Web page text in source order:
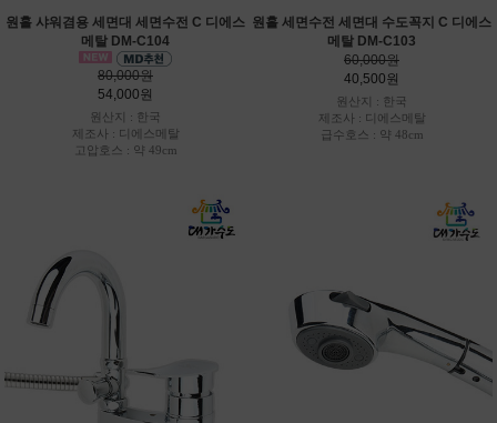
원홀 샤워겸용 세면대 세면수전 C 디에스
메탈 DM-C104
80,000원
54,000원
원산지 : 한국
제조사 : 디에스메탈
고압호스 : 약 49cm
원홀 세면수전 세면대 수도꼭지 C 디에스
메탈 DM-C103
60,000원
40,500원
원산지 : 한국
제조사 : 디에스메탈
급수호스 : 약 48cm